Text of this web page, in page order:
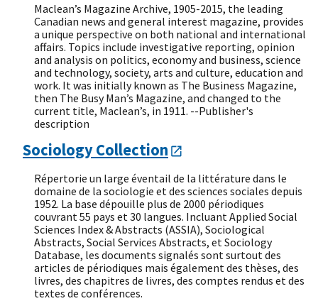
Maclean’s Magazine Archive, 1905-2015, the leading
Canadian news and general interest magazine, provides
a unique perspective on both national and international
affairs. Topics include investigative reporting, opinion
and analysis on politics, economy and business, science
and technology, society, arts and culture, education and
work. It was initially known as The Business Magazine,
then The Busy Man’s Magazine, and changed to the
current title, Maclean’s, in 1911. --Publisher's
description
Sociology Collection
Répertorie un large éventail de la littérature dans le
domaine de la sociologie et des sciences sociales depuis
1952. La base dépouille plus de 2000 périodiques
couvrant 55 pays et 30 langues. Incluant Applied Social
Sciences Index & Abstracts (ASSIA), Sociological
Abstracts, Social Services Abstracts, et Sociology
Database, les documents signalés sont surtout des
articles de périodiques mais également des thèses, des
livres, des chapitres de livres, des comptes rendus et des
textes de conférences.